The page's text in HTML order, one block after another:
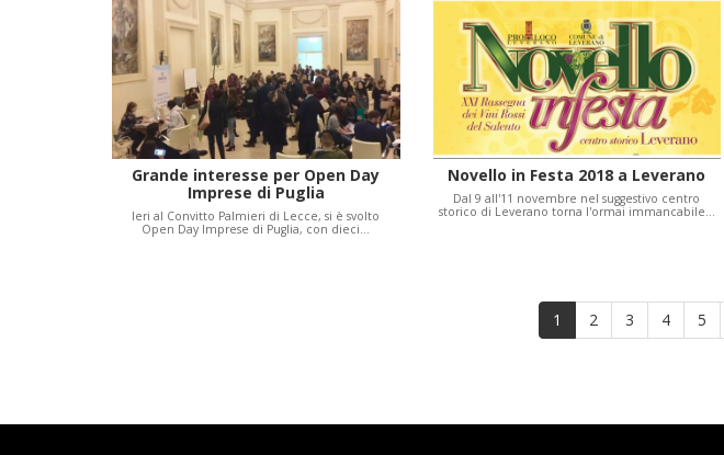
Grande interesse per Open Day
Imprese di Puglia
Ieri al Convitto Palmieri di Lecce, si è svolto
Open Day Imprese di Puglia, con dieci…
Novello in Festa 2018 a Leverano
Dal 9 all'11 novembre nel suggestivo centro
storico di Leverano torna l'ormai immancabile…
Pagina
attuale
1 Page
2 Page
3 Page
4 Page
5